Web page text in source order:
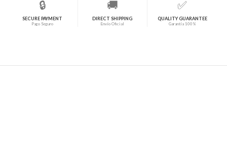
🔒
SECURE PAYMENT
Pago Seguro
🚚
DIRECT SHIPPING
Envío Oficial
✅
QUALITY GUARANTEE
Garantía 100%